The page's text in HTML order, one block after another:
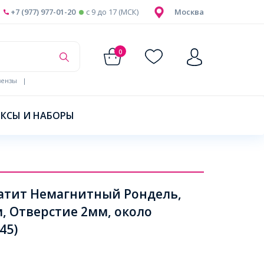
Москва
+7 (977) 977-01-20 c 9 до 17 (МСК)
0
|
И НАБОРЫ
Немагнитный Рондель,
Отверстие 2мм, около